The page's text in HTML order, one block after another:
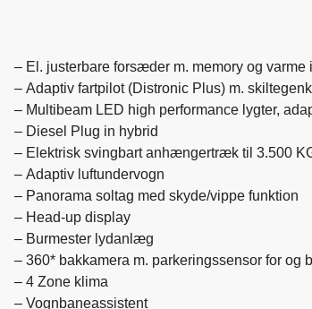
– El. justerbare forsæder m. memory og varme
– Adaptiv fartpilot (Distronic Plus) m.
– Multibeam LED high performance lygter,
– Diesel Plug in hybrid
– Elektrisk svingbart anhængertræk til 3.500
– Adaptiv luftundervogn
– Panorama soltag med skyde/vippe funktion
– Head-up display
– Burmester lydanlæg
– 360* bakkamera m. parkeringssensor for og
– 4 Zone klima
– Vognbaneassistent